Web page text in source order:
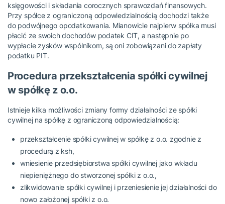
księgowości i składania corocznych sprawozdań finansowych.
Przy spółce z ograniczoną odpowiedzialnością dochodzi także
do podwójnego opodatkowania. Mianowicie najpierw spółka musi
płacić ze swoich dochodów podatek CIT, a następnie po
wypłacie zysków wspólnikom, są oni zobowiązani do zapłaty
podatku PIT.
Procedura przekształcenia spółki cywilnej
w spółkę z o.o.
Istnieje kilka możliwości zmiany formy działalności ze spółki
cywilnej na spółkę z ograniczoną odpowiedzialnością:
przekształcenie spółki cywilnej w spółkę z o.o. zgodnie z
procedurą z ksh,
wniesienie przedsiębiorstwa spółki cywilnej jako wkładu
niepieniężnego do stworzonej spółki z o.o.,
zlikwidowanie spółki cywilnej i przeniesienie jej działalności do
nowo założonej spółki z o.o.